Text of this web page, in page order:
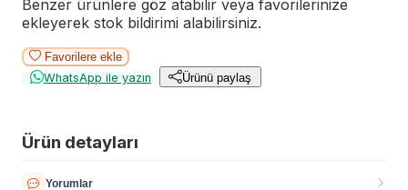
Benzer ürünlere göz atabilir veya favorilerinize
ekleyerek stok bildirimi alabilirsiniz.
Favorilere ekle
WhatsApp ile yazın
Ürünü paylaş
Ürün detayları
Yorumlar